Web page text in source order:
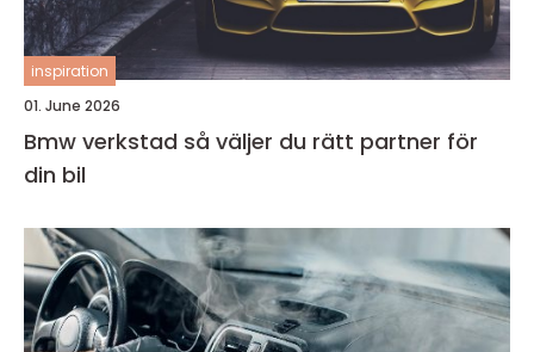
inspiration
01. June 2026
Bmw verkstad så väljer du rätt partner för
din bil